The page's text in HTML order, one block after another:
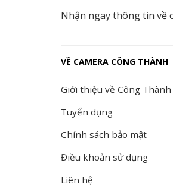
Nhận ngay thông tin về
VỀ CAMERA CÔNG THÀNH
Giới thiệu về Công Thành
Tuyển dụng
Chính sách bảo mật
Điều khoản sử dụng
Liên hệ